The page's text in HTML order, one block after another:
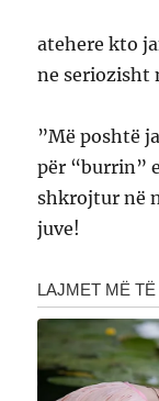
atehere kto
ne seriozisht
”Më poshtë
për “burrin”
shkrojtur në
juve!